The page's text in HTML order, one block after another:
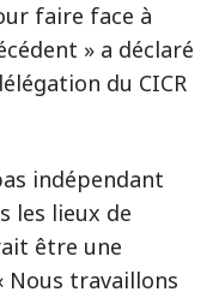
faire face à
» a déclaré
du CICR
indépendant
les lieux de
être une
Nous travaillons